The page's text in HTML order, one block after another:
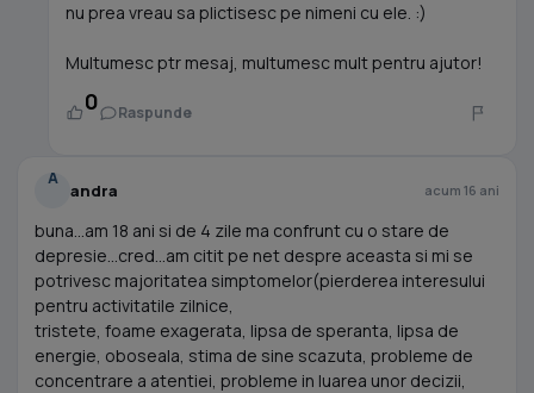
nu prea vreau sa plictisesc pe nimeni cu ele. :)
Multumesc ptr mesaj, multumesc mult pentru ajutor!
0 Raspunde
A
andra acum 16 ani
buna...am 18 ani si de 4 zile ma confrunt cu o stare de
depresie...cred...am citit pe net despre aceasta si mi se
potrivesc majoritatea simptomelor(pierderea interesului
pentru activitatile zilnice,
tristete, foame exagerata, lipsa de speranta, lipsa de
energie, oboseala, stima de sine scazuta, probleme de
concentrare a atentiei, probleme in luarea unor decizii,